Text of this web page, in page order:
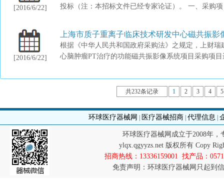
[2016/6/22]
投标（注：本招标文件已经专家论证）。 一、采购
[2016/6/22]
上海市质子重离子临床技术研发中心磁共振
根据《中华人民共和国政府采购法》之规定，上财
心脑肿瘤PT治疗的功能磁共振影像系统项目采购项
共232条记录 1 2 3 4 5
环球医疗器械网 医疗器械招商 代理信息
环球医疗器械网成立于2008年
ylqx.qgyyzs.net 版权所有 Copy
招商热线：13336159001 找产品：
免责声明：环球医疗器械网只起到